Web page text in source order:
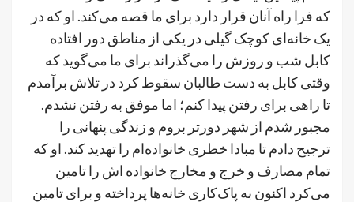
که فرا راه آنان قرار دارد برای ما قصه می‌کند. او که در
یک خانه‌ای کوچک گیلی در یکی از مناطق دور افتاده
کابل شب و روزش را می‌گذراند برای ما می‌گوید که
وقتی کابل به دست طالبان سقوط کرد در تلاش برآمدم
تا راهی برای رفتن پیدا کنم؛ اما موفق به رفتن نشدم.
مجبور شدم از شهر دورتر بروم و زندگی پنهانی را
ترجیح دادم تا مبادا خطری خانواده‌ام را تهدید کند. او که
تمام مصارف و خرج و مخارج خانواده اش را تامین
می‌کرد اکنون به پاک‌کاری خانه‌ها پرداخته و برای تامین